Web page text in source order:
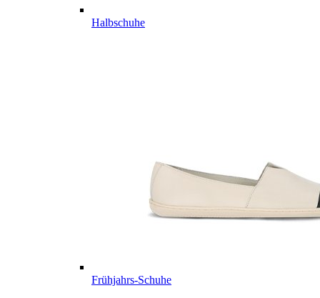
Halbschuhe
Frühjahrs-Schuhe